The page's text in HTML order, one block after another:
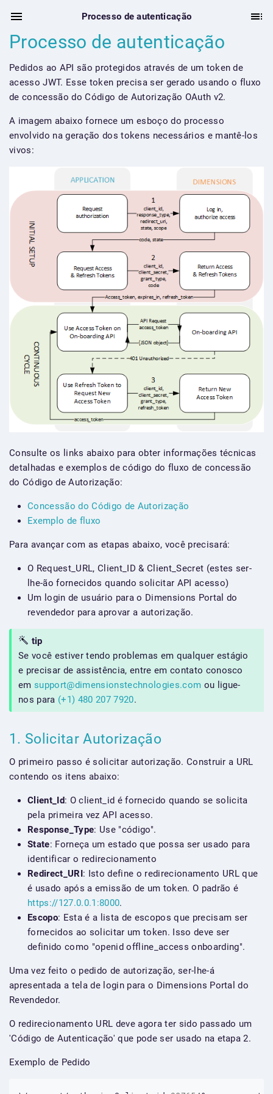
Processo de autenticação
Processo de autenticação
Pedidos ao API são protegidos através de um token de
acesso JWT. Esse token precisa ser gerado usando o fluxo
de concessão do Código de Autorização OAuth v2.
A imagem abaixo fornece um esboço do processo
envolvido na geração dos tokens necessários e mantê-los
vivos:
Consulte os links abaixo para obter informações técnicas
detalhadas e exemplos de código do fluxo de concessão
do Código de Autorização:
Concessão do Código de Autorização
Exemplo de fluxo
Para avançar com as etapas abaixo, você precisará:
O Request_URL, Client_ID & Client_Secret (estes ser-
lhe-ão fornecidos quando solicitar API acesso)
Um login de usuário para o Dimensions Portal do
revendedor para aprovar a autorização.
tip
Se você estiver tendo problemas em qualquer estágio
e precisar de assistência, entre em contato conosco
em support@dimensionstechnologies.com ou ligue-
nos para (+1) 480 207 7920.
1. Solicitar Autorização
O primeiro passo é solicitar autorização. Construir a URL
contendo os itens abaixo:
Client_Id: O client_id é fornecido quando se solicita
pela primeira vez API acesso.
Response_Type: Use "código".
State: Forneça um estado que possa ser usado para
identificar o redirecionamento
Redirect_URI : Isto define o redirecionamento URL que
é usado após a emissão de um token. O padrão é
https://127.0.0.1:8000.
Escopo: Esta é a lista de escopos que precisam ser
fornecidos ao solicitar um token. Isso deve ser
definido como "openid offline_access onboarding".
Uma vez feito o pedido de autorização, ser-lhe-á
apresentada a tela de login para o Dimensions Portal do
Revendedor.
O redirecionamento URL deve agora ter sido passado um
'Código de Autenticação' que pode ser usado na etapa 2.
Exemplo de Pedido